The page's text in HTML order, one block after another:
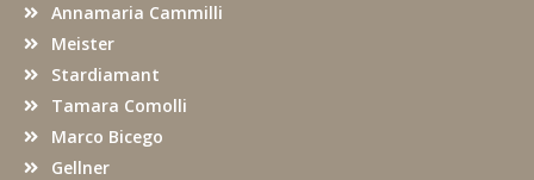
o
Annamaria Cammilli
Meister
Stardiamant
Tamara Comolli
Marco Bicego
Gellner